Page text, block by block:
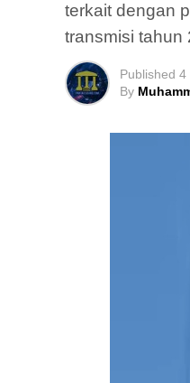
terkait dengan
transmisi tahun
Published 4
By